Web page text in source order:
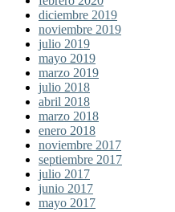
diciembre 2019
noviembre 2019
julio 2019
mayo 2019
marzo 2019
julio 2018
abril 2018
marzo 2018
enero 2018
noviembre 2017
septiembre 2017
julio 2017
junio 2017
mayo 2017